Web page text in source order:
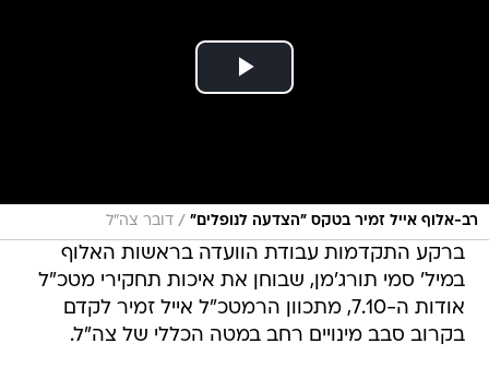
רב-אלוף אייל זמיר בטקס ״הצדעה לנופלים״ / דובר צה"ל
ברקע התקדמות עבודת הוועדה בראשות האלוף
במיל' סמי תורג'מן, שבוחן את איכות תחקירי מטכ"ל
אודות ה-7.10, מתכוון הרמטכ"ל אייל זמיר לקדם
בקרוב סבב מינויים רחב במטה הכללי של צה"ל.